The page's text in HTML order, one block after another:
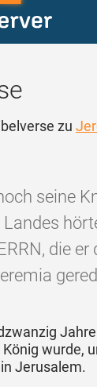
zu
seine
die er
wurde,
Jerusalem.